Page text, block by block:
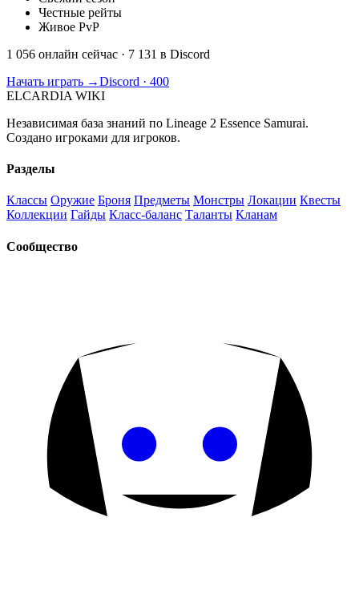
Честные рейты
Живое PvP
1 056 онлайн сейчас · 7 131 в Discord
Начать играть →Discord · 400
ELCARDIA WIKI
Независимая база знаний по Lineage 2 Essence Samurai.
Создано игроками для игроков.
Разделы
Классы Оружие Броня Предметы Монстры Локации Квесты
Коллекции Гайды Класс-баланс Таланты Кланам
Сообщество